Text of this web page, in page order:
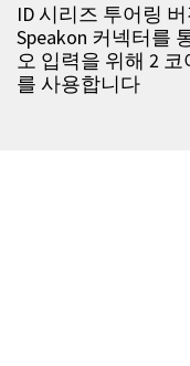
ID 시리즈 투어링
Speakon 커넥터를
오 입력을 위해 2
를 사용합니다